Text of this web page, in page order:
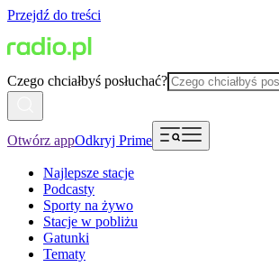
Przejdź do treści
Czego chciałbyś posłuchać?
Otwórz appOdkryj Prime
Najlepsze stacje
Podcasty
Sporty na żywo
Stacje w pobliżu
Gatunki
Tematy